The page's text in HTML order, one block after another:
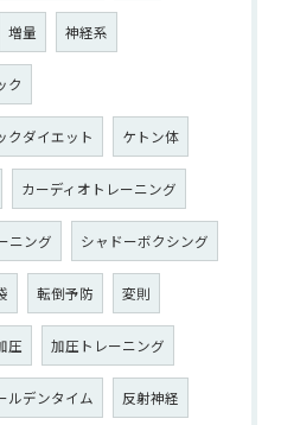
増量 神経系
ク
クダイエット ケトン体
カーディオトレーニング
ニング シャドーボクシング
転倒予防 変則
圧 加圧トレーニング
ルデンタイム 反射神経